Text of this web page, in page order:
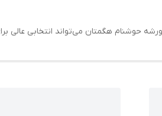
حوشنام هگمتان می‌تواند انتخابی عالی